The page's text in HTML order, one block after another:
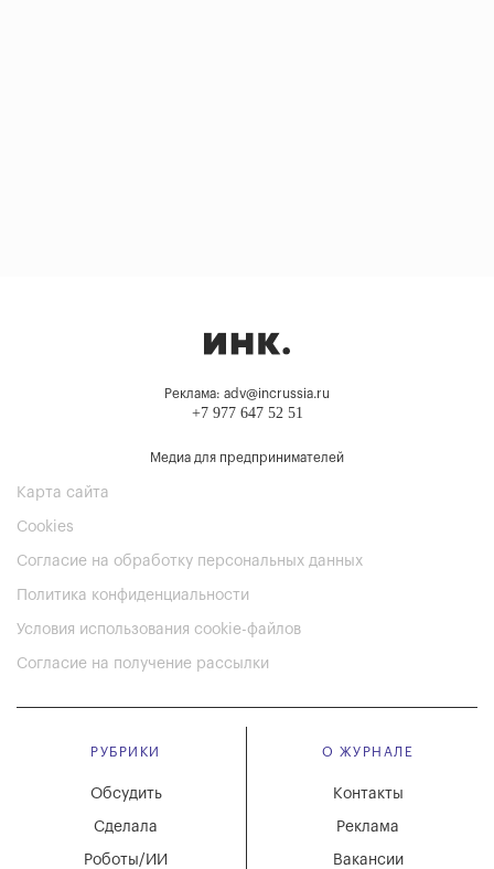
Реклама: adv@incrussia.ru
+7 977 647 52 51
Медиа для предпринимателей
Карта сайта
Cookies
Согласие на обработку персональных данных
Политика конфиденциальности
Условия использования cookie-файлов
Согласие на получение рассылки
РУБРИКИ
Обсудить
Сделала
Роботы/ИИ
О ЖУРНАЛЕ
Вакансии
Реклама
Контакты